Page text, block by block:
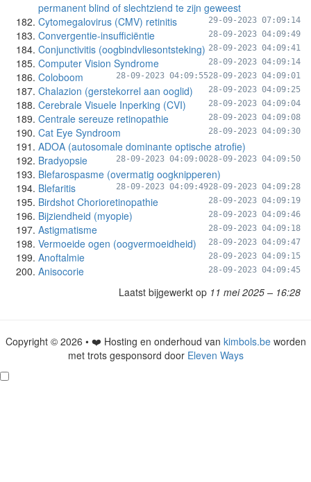
permanent blind of slechtziend te zijn geweest
29-09-2023 07:09:14
Cytomegalovirus (CMV) retinitis
28-09-2023 04:09:49
Convergentie-insufficiëntie
28-09-2023 04:09:41
Conjunctivitis (oogbindvliesontsteking)
28-09-2023 04:09:14
Computer Vision Syndrome
28-09-2023 04:09:01
Coloboom 28-09-2023 04:09:55
Chalazion (gerstekorrel aan ooglid) 28-09-2023 04:09:25
Cerebrale Visuele Inperking (CVI) 28-09-2023 04:09:04
Centrale sereuze retinopathie 28-09-2023 04:09:08
Cat Eye Syndroom 28-09-2023 04:09:30
ADOA (autosomale dominante optische atrofie)
28-09-2023 04:09:50
Bradyopsie 28-09-2023 04:09:00
Blefarospasme (overmatig oogknipperen)
28-09-2023 04:09:28
Blefaritis 28-09-2023 04:09:49
Birdshot Chorioretinopathie 28-09-2023 04:09:19
Bijziendheid (myopie) 28-09-2023 04:09:46
Astigmatisme 28-09-2023 04:09:18
Vermoeide ogen (oogvermoeidheid) 28-09-2023 04:09:47
Anoftalmie 28-09-2023 04:09:15
Anisocorie 28-09-2023 04:09:45
Laatst bijgewerkt op 11 mei 2025 – 16:28
Copyright © 2026 • ❤️ Hosting en onderhoud van kimbols.beworden
met trots gesponsord door Eleven Ways